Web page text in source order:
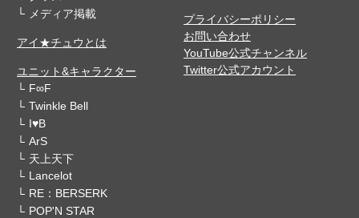
メディア掲載
アイ★チュウとは
ユニット&キャラクター
F∞F
Twinkle Bell
I♥B
ArS
天上天下
Lancelot
RE：BERSERK
POP'N STAR
プライバシーポリシー
お問い合わせ
YouTube公式チャンネル
Twitter公式アカウント